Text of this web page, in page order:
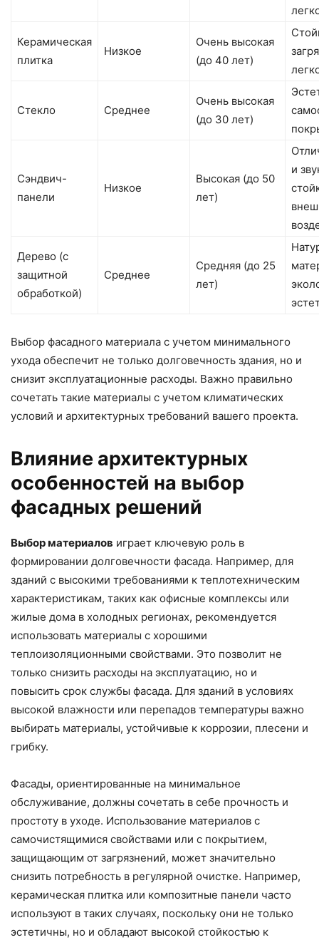
Керамическая
плитка
Низкое
Очень высокая
(до 40 лет)
Стекло Среднее
Очень высокая
(до 30 лет)
Сэндвич-
панели
Низкое
Высокая (до 50
лет)
и
Дерево (с
защитной
обработкой)
Среднее
Средняя (до 25
лет)
Выбор фасадного материала с учетом минимального
ухода обеспечит не только долговечность здания, но и
снизит эксплуатационные расходы. Важно правильно
сочетать такие материалы с учетом климатических
условий и архитектурных требований вашего проекта.
Влияние архитектурных
особенностей на выбор
фасадных решений
Выбор материалов играет ключевую роль в
формировании долговечности фасада. Например, для
зданий с высокими требованиями к теплотехническим
характеристикам, таких как офисные комплексы или
жилые дома в холодных регионах, рекомендуется
использовать материалы с хорошими
теплоизоляционными свойствами. Это позволит не
только снизить расходы на эксплуатацию, но и
повысить срок службы фасада. Для зданий в условиях
высокой влажности или перепадов температуры важно
выбирать материалы, устойчивые к коррозии, плесени и
грибку.
Фасады, ориентированные на минимальное
обслуживание, должны сочетать в себе прочность и
простоту в уходе. Использование материалов с
самочистящимися свойствами или с покрытием,
защищающим от загрязнений, может значительно
снизить потребность в регулярной очистке. Например,
керамическая плитка или композитные панели часто
используют в таких случаях, поскольку они не только
эстетичны, но и обладают высокой стойкостью к